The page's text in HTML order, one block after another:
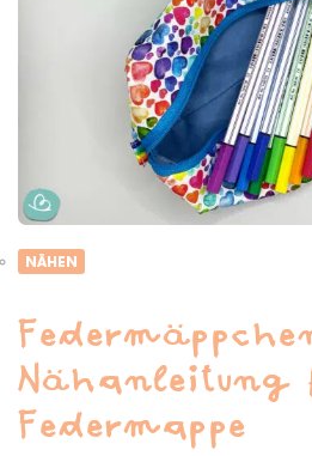
NÄHEN
Nähanleitung
Federmappe